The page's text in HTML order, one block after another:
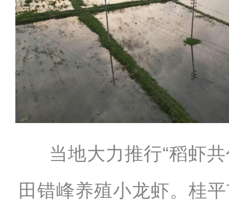
当地大力推行“稻虾
田错峰养殖小龙虾。桂